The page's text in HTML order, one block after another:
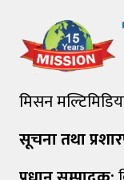
मिसन
सूचना तथा